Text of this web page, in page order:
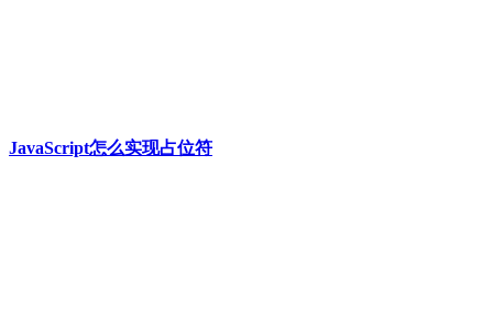
JavaScript怎么实现占位符